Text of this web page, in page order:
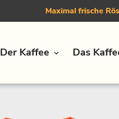
Maximal frische
Der Kaffee Das